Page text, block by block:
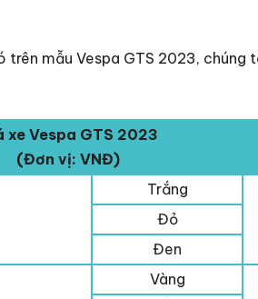
mẫu Vespa GTS 2023, chúng
xe Vespa GTS 2023
(Đơn vị: VNĐ)
Trắng
Đỏ
Đen
Vàng